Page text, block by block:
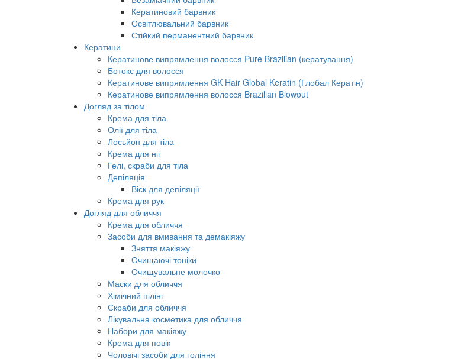
Кератиновий барвник
Освітлювальний барвник
Стійкий перманентний барвник
Кератини
Кератинове випрямлення волосся Pure Brazilian (кератування)
Ботокс для волосся
Кератинове випрямлення GK Hair Global Keratin (Глобал Кератін)
Кератинове випрямлення волосся Brazilian Blowout
Догляд за тілом
Крема для тіла
Олії для тіла
Лосьйон для тіла
Крема для ніг
Гелі, скраби для тіла
Депіляція
Віск для депіляції
Крема для рук
Догляд для обличчя
Крема для обличчя
Засоби для вмивання та демакіяжу
Зняття макіяжу
Очищаючі тоніки
Очищувальне молочко
Маски для обличчя
Хімічний пілінг
Скраби для обличчя
Лікувальна косметика для обличчя
Набори для макіяжу
Крема для повік
Чоловічі засоби для гоління